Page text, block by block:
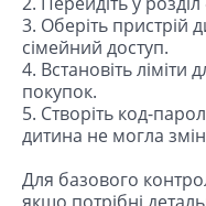
3. Оберіть пристрій
сімейний доступ.
4. Встановіть ліміти
покупок.
5. Створіть код-
дитина не могла
Для базового